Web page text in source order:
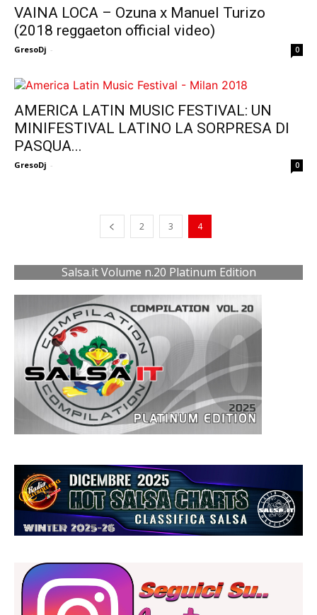
VAINA LOCA – Ozuna x Manuel Turizo
(2018 reggaeton official video)
GresoDj - 0
AMERICA LATIN MUSIC FESTIVAL: UN
MINIFESTIVAL LATINO LA SORPRESA DI
PASQUA...
GresoDj - 0
2 3 4
Salsa.it Volume n.20 Platinum Edition